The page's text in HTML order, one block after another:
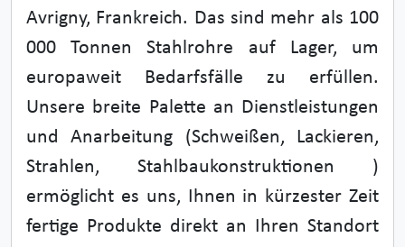
Avrigny, Frankreich. Das sind mehr als 100
000 Tonnen Stahlrohre auf Lager, um
europaweit Bedarfsfälle zu erfüllen.
Unsere breite Palette an Dienstleistungen
und Anarbeitung (Schweißen, Lackieren,
Strahlen, Stahlbaukonstruktionen )
ermöglicht es uns, Ihnen in kürzester Zeit
fertige Produkte direkt an Ihren Standort